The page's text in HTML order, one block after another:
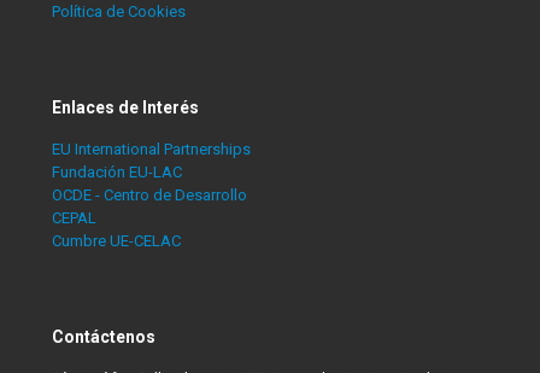
Política de Cookies
Enlaces de Interés
EU International Partnerships
Fundación EU-LAC
OCDE - Centro de Desarrollo
CEPAL
Cumbre UE-CELAC
Contáctenos